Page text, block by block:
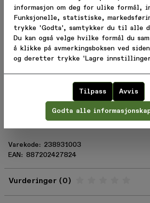
Anti-skli i linning holder shortsen på
Lommer med glidelås
Uten innershorts
SPESIFIKASJONER
Ride Fit
Blue Sign Certified Air Mesh with 2-
Woven with CoolMax Technology
Optimal 2 Zippered Hand Pockets
Self-Fabric Waist Adjusters
Zipper Fly with Snap Closure
Varekode: 238931003
EAN: 887202427824
Vurderinger
informasjon om deg for ulike formål,
Funksjonelle, statistiske,
trykke 'Godta', samtykker du til alle
Du kan også velge hvilke formål du
å klikke på avmerkingsboksen ved
og deretter trykke 'Lagre
Avvis
Tilpass
Godta alle
FØRSTE
Få velkomstrabatt, nyheter
innboksen.
Email
bekrefter at du har lest vår
Ellers, takk